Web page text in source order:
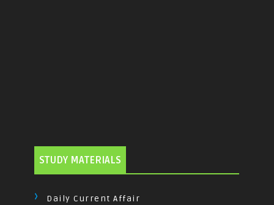
STUDY MATERIALS
Daily Current Affair